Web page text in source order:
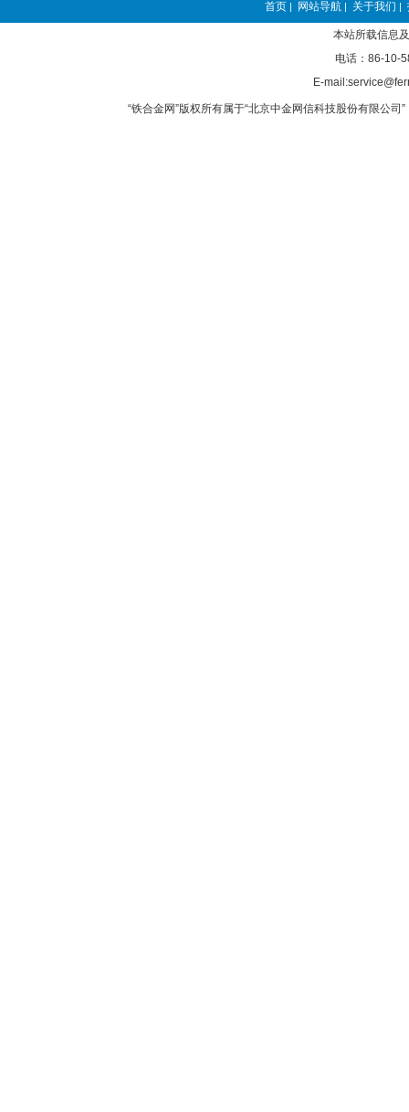
首页 | 网站导航 | 关于我们 |
本站所载信息
电话：86-10-
E-
“铁合金网”版权所有属于“北京中金网信科技股份有限公司